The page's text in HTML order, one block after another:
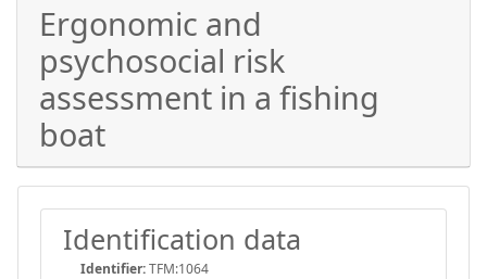
Ergonomic and
psychosocial risk
assessment in a fishing
boat
Identification data
Identifier:TFM:1064